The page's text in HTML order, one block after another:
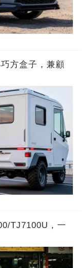
方盒子，兼顧
TJ7100U，一